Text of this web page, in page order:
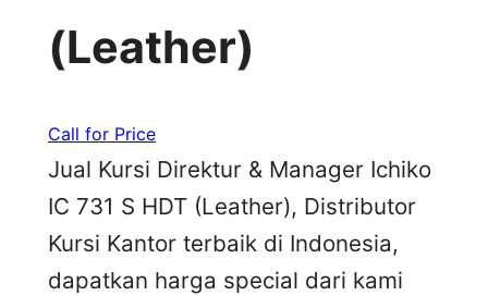
(Leather)
Call for Price
Jual Kursi Direktur & Manager Ichiko
IC 731 S HDT (Leather), Distributor
Kursi Kantor terbaik di Indonesia,
dapatkan harga special dari kami